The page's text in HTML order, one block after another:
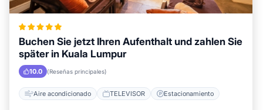
Buchen Sie jetzt Ihren Aufenthalt und zahlen Sie
später in Kuala Lumpur
10.0 (Reseñas principales)
Aire acondicionado TELEVISOR Estacionamiento